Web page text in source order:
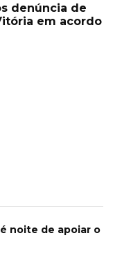
denúncia de
em acordo
noite de apoiar o